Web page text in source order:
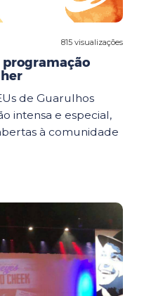
815 visualizações
programação
de Guarulhos
intensa e especial,
à comunidade